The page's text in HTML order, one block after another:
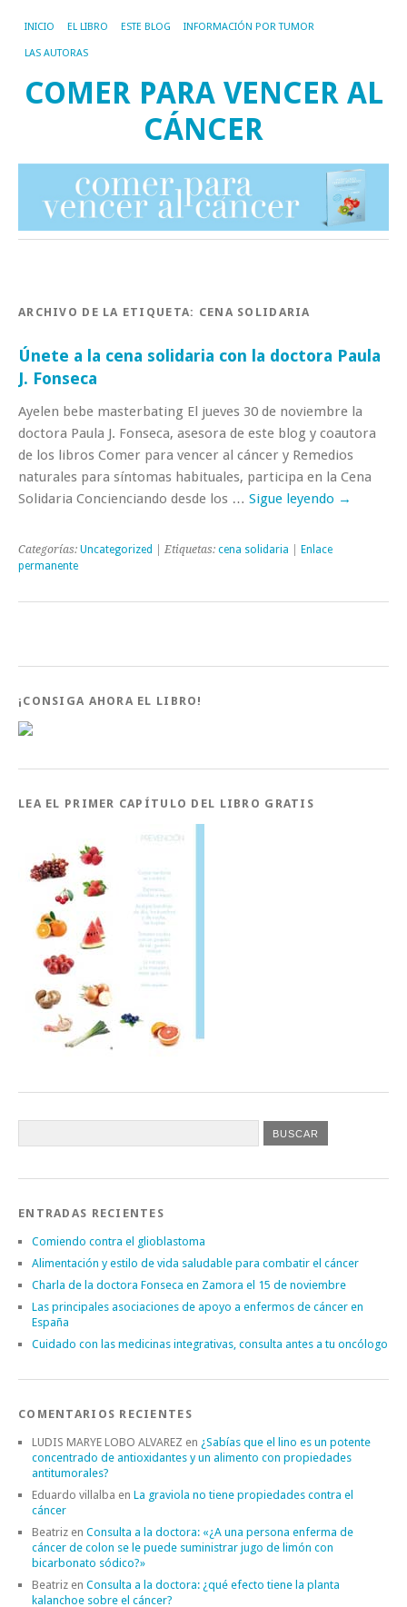
INICIO EL LIBRO ESTE BLOG INFORMACIÓN POR TUMOR
LAS AUTORAS
COMER PARA VENCER AL
CÁNCER
ARCHIVO DE LA ETIQUETA: CENA SOLIDARIA
Únete a la cena solidaria con la doctora Paula
J. Fonseca
Ayelen bebe masterbating El jueves 30 de noviembre la
doctora Paula J. Fonseca, asesora de este blog y coautora
de los libros Comer para vencer al cáncer y Remedios
naturales para síntomas habituales, participa en la Cena
Solidaria Concienciando desde los … Sigue leyendo →
Categorías: Uncategorized | Etiquetas: cena solidaria
Enlace
permanente
¡CONSIGA AHORA EL LIBRO!
LEA EL PRIMER CAPÍTULO DEL LIBRO GRATIS
ENTRADAS RECIENTES
Comiendo contra el glioblastoma
Alimentación y estilo de vida saludable para combatir el cáncer
Charla de la doctora Fonseca en Zamora el 15 de noviembre
Las principales asociaciones de apoyo a enfermos de cáncer en
España
Cuidado con las medicinas integrativas, consulta antes a tu oncólogo
COMENTARIOS RECIENTES
LUDIS MARYE LOBO ALVAREZ en ¿Sabías que el lino es un potente
concentrado de antioxidantes y un alimento con propiedades
antitumorales?
Eduardo villalba en La graviola no tiene propiedades contra el
cáncer
Beatriz en Consulta a la doctora: «¿A una persona enferma de
cáncer de colon se le puede suministrar jugo de limón con
bicarbonato sódico?»
Beatriz en Consulta a la doctora: ¿qué efecto tiene la planta
kalanchoe sobre el cáncer?